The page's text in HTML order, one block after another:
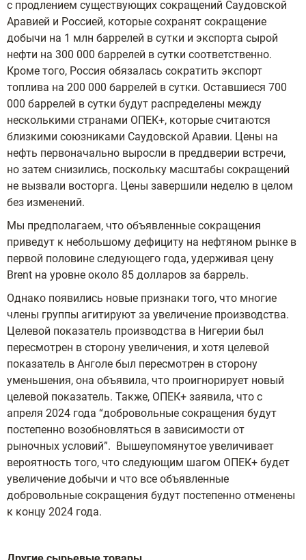
с продлением существующих сокращений Саудовской
Аравией и Россией, которые сохранят сокращение
добычи на 1 млн баррелей в сутки и экспорта сырой
нефти на 300 000 баррелей в сутки соответственно.
Кроме того, Россия обязалась сократить экспорт
топлива на 200 000 баррелей в сутки. Оставшиеся 700
000 баррелей в сутки будут распределены между
несколькими странами ОПЕК+, которые считаются
близкими союзниками Саудовской Аравии. Цены на
нефть первоначально выросли в преддверии встречи,
но затем снизились, поскольку масштабы сокращений
не вызвали восторга. Цены завершили неделю в целом
без изменений.
Мы предполагаем, что объявленные сокращения
приведут к небольшому дефициту на нефтяном рынке в
первой половине следующего года, удерживая цену
Brent на уровне около 85 долларов за баррель.
Однако появились новые признаки того, что многие
члены группы агитируют за увеличение производства.
Целевой показатель производства в Нигерии был
пересмотрен в сторону увеличения, и хотя целевой
показатель в Анголе был пересмотрен в сторону
уменьшения, она объявила, что проигнорирует новый
целевой показатель. Также, ОПЕК+ заявила, что с
апреля 2024 года “добровольные сокращения будут
постепенно возобновляться в зависимости от
рыночных условий”. Вышеупомянутое увеличивает
вероятность того, что следующим шагом ОПЕК+ будет
увеличение добычи и что все объявленные
добровольные сокращения будут постепенно отменены
к концу 2024 года.